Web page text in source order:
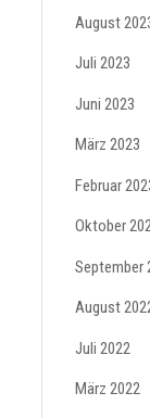
August
Juli 2023
Juni 2023
März 2023
Februar
Oktober
September
August
Juli 2022
März 2022